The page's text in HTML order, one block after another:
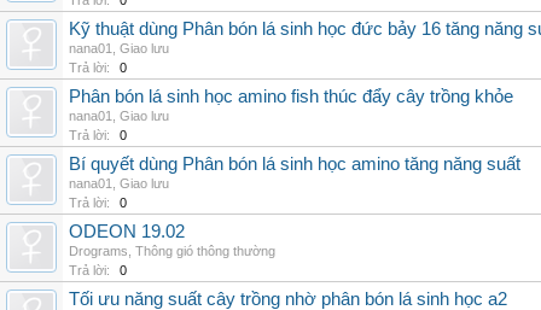
Kỹ thuật dùng Phân bón lá sinh học đức bảy 16 tăng năng
nana01
Giao lưu
Trả lời:
0
Phân bón lá sinh học amino fish thúc đẩy cây trồng khỏe
nana01
Giao lưu
Trả lời:
0
Bí quyết dùng Phân bón lá sinh học amino tăng năng suất
nana01
Giao lưu
Trả lời:
0
ODEON 19.02
Drograms Thông gió thông thường
Trả lời:
0
Tối ưu năng suất cây trồng nhờ phân bón lá sinh học a2